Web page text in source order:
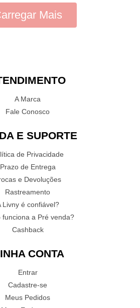
Mais
A Marca
Fale Conosco
E SUPORTE
de Privacidade
Prazo de Entrega
e Devoluções
Rastreamento
Livny é confiável?
funciona a Pré venda?
Cashback
CONTA
Entrar
Cadastre-se
Meus Pedidos